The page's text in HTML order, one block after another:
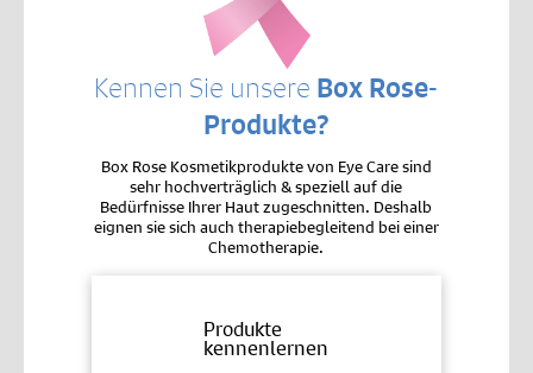
Kennen Sie unsere Box Rose-
Produkte?
Box Rose Kosmetikprodukte von Eye Care sind
sehr hochverträglich & speziell auf die
Bedürfnisse Ihrer Haut zugeschnitten. Deshalb
eignen sie sich auch therapiebegleitend bei einer
Chemotherapie.
Produkte
kennenlernen